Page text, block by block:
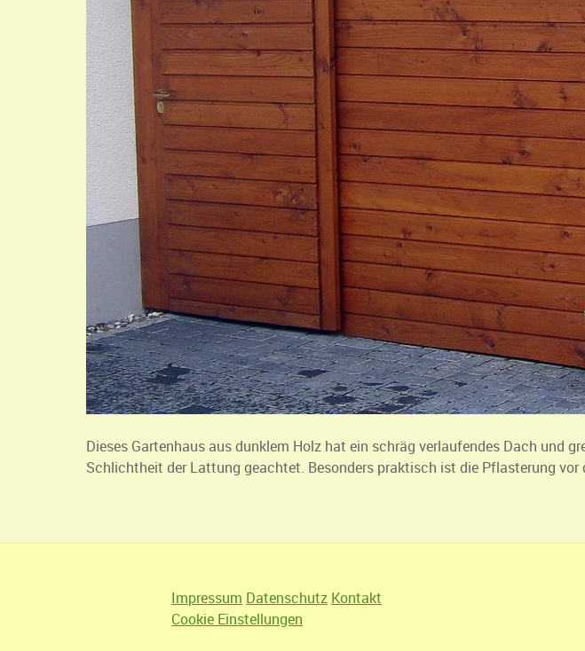
Dieses Gartenhaus aus dunklem Holz hat ein schräg verlaufendes Dach und
Schlichtheit der Lattung geachtet. Besonders praktisch ist die Pflasterung
Impressum Datenschutz Kontakt
Cookie Einstellungen